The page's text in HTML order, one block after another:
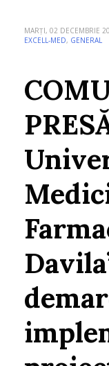
MARȚI, 02 DECEMBRIE
EXCELL-MED, GENERAL